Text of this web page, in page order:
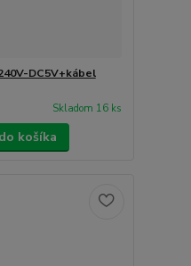
DC5V+kábel
Skladom 16 ks
košíka